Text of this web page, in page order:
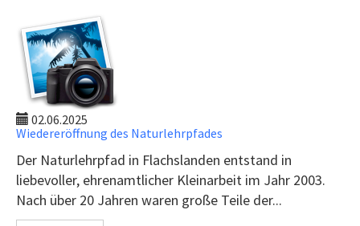
02.06.2025
Wiedereröffnung des Naturlehrpfades
Der Naturlehrpfad in Flachslanden entstand in
liebevoller, ehrenamtlicher Kleinarbeit im Jahr 2003.
Nach über 20 Jahren waren große Teile der...